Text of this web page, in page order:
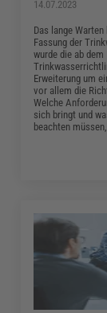
14.07.2023
Das lange
Fassung der
wurde die ab dem
Erweiterung um
vor allem die
Welche
sich bringt und
beachten